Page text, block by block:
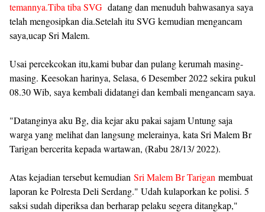
temannya.Tiba tiba SVG datang dan menuduh bahwasanya saya
telah mengosipkan dia.Setelah itu SVG kemudian mengancam
saya,ucap Sri Malem.
Usai percekcokan itu,kami bubar dan pulang kerumah masing-
masing. Keesokan harinya, Selasa, 6 Desember 2022 sekira pukul
08.30 Wib, saya kembali didatangi dan kembali mengancam saya.
"Datanginya aku Bg, dia kejar aku pakai sajam Untung saja
warga yang melihat dan langsung melerainya, kata Sri Malem Br
Tarigan bercerita kepada wartawan, (Rabu 28/13/ 2022).
Atas kejadian tersebut kemudian Sri Malem Br Tarigan membuat
laporan ke Polresta Deli Serdang." Udah kulaporkan ke polisi. 5
saksi sudah diperiksa dan berharap pelaku segera ditangkap,"